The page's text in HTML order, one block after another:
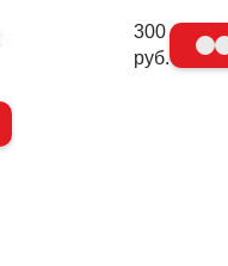
300
руб.